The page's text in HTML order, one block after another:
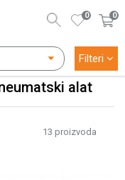
0
0
alat
Filteri
13 proizvoda